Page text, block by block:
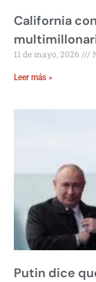
California
11 de mayo, 2026
Leer más »
Putin dice